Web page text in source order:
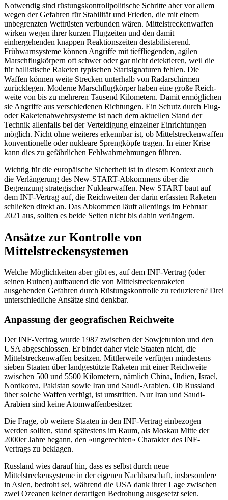
Notwendig sind rüstungskontrollpolitische Schritte aber vor allem
wegen der Gefahren für Stabilität und Frieden, die mit einem
unbegrenzten Wettrüsten verbunden wären. Mittelstreckenwaffen
wirken wegen ihrer kurzen Flugzeiten und den damit
einhergehenden knappen Reaktionszeiten destabilisierend.
Frühwarnsysteme können Angriffe mit tieffliegenden, agilen
Marschflugkörpern oft schwer oder gar nicht detektieren, weil die
für ballistische Rake­ten typischen Startsignaturen fehlen. Die
Waffen können weite Strecken unter­halb von Radarschirmen
zurücklegen. Moderne Marschflugkörper haben eine große Reich­
weite von bis zu mehreren Tausend Kilo­metern. Damit ermöglichen
sie Angriffe aus verschiedenen Richtungen. Ein Schutz durch Flug-
oder Raketenabwehrsysteme ist nach dem aktuellen Stand der
Technik allenfalls bei der Verteidigung einzelner Einrichtungen
möglich. Nicht ohne weiteres erkennbar ist, ob Mittelstreckenwaffen
konventionelle oder nukleare Sprengköpfe tragen. In einer Krise
kann dies zu gefährlichen Fehl­wahrnehmungen führen.
Wichtig für die europäische Sicherheit ist in die­sem Kontext auch
die Verlängerung des New-START-Abkommens über die
Begrenzung strategischer Nuklearwaffen. New START baut auf
dem INF-Vertrag auf, die Reichweiten der darin erfassten Raketen
schließen direkt an. Das Abkommen läuft allerdings im Februar
2021 aus, sollten es beide Seiten nicht bis dahin verlängern.
Ansätze zur Kontrolle von
Mittelstreckensystemen
Welche Möglichkeiten aber gibt es, auf dem INF-Vertrag (oder
seinen Ruinen) aufbauend die von Mittelstreckenraketen
ausgehenden Gefahren durch Rüstungskontrolle zu redu­zieren? Drei
unterschiedliche Ansätze sind denkbar.
Anpassung der geografischen Reichweite
Der INF-Vertrag wurde 1987 zwischen der Sowjetunion und den
USA abgeschlossen. Er bindet daher viele Staaten nicht, die
Mittelstreckenwaffen besitzen. Mittlerweile verfügen mindestens
sieben Staaten über landgestützte Raketen mit einer Reichweite
zwischen 500 und 5500 Kilometern, näm­lich China, Indien, Israel,
Nordkorea, Paki­stan sowie Iran und Saudi-Arabien. Ob Russland
über solche Waffen verfügt, ist umstritten. Nur Iran und Saudi-
Arabien sind keine Atomwaffenbesitzer.
Die Frage, ob weitere Staaten in den INF-Vertrag einbezogen
werden sollten, stand spätestens im Raum, als Moskau Mitte der
2000er Jahre begann, den »ungerechten« Charakter des INF-
Vertrags zu beklagen.
Russland wies darauf hin, dass es selbst durch neue
Mittelstreckensysteme in der eigenen Nachbarschaft, insbesondere
in Asien, bedroht sei, während die USA dank ihrer Lage zwischen
zwei Ozeanen keiner derartigen Bedrohung ausgesetzt seien.